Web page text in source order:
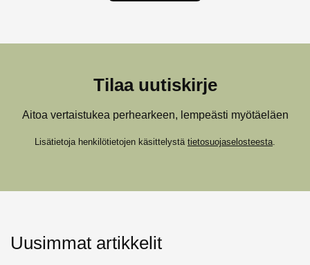
Tilaa uutiskirje
Aitoa vertaistukea perhearkeen, lempeästi myötäeläen
Lisätietoja henkilötietojen käsittelystä tietosuojaselosteesta.
Uusimmat artikkelit